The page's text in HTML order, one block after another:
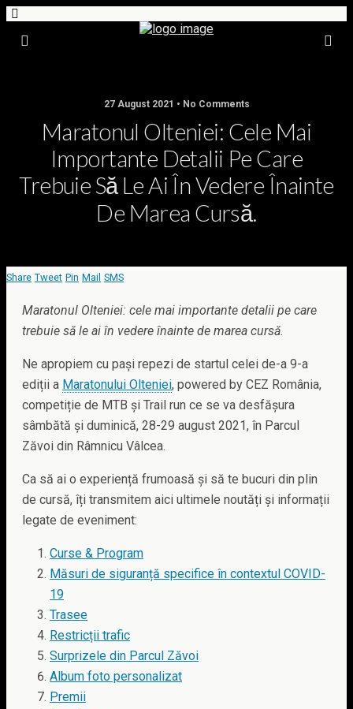
27 August 2021 • No Comments
Maratonul Olteniei: Cele Mai
Importante Detalii Pe Care
Trebuie Să Le Ai În Vedere Înainte
De Marea Cursă.
Share Tweet Pin Mail SMS
Maratonul Olteniei: cele mai importante detalii pe care
trebuie să le ai în vedere înainte de marea cursă.
Ne apropiem cu pași repezi de startul celei de-a 9-a
ediții a Maratonului Olteniei, powered by CEZ România,
competiție de MTB și Trail run ce se va desfășura
sâmbătă și duminică, 28-29 august 2021, în Parcul
Zăvoi din Râmnicu Vâlcea.
Ca să ai o experiență frumoasă și să te bucuri din plin
de cursă, îți transmitem aici ultimele noutăți și informații
legate de eveniment:
Curse & Program
Măsuri de siguranță specifice în contextul COVID-
19
Trasee
Restricții trafic
Surprizele din Parcul Zăvoi
Album foto personalizat
Premii